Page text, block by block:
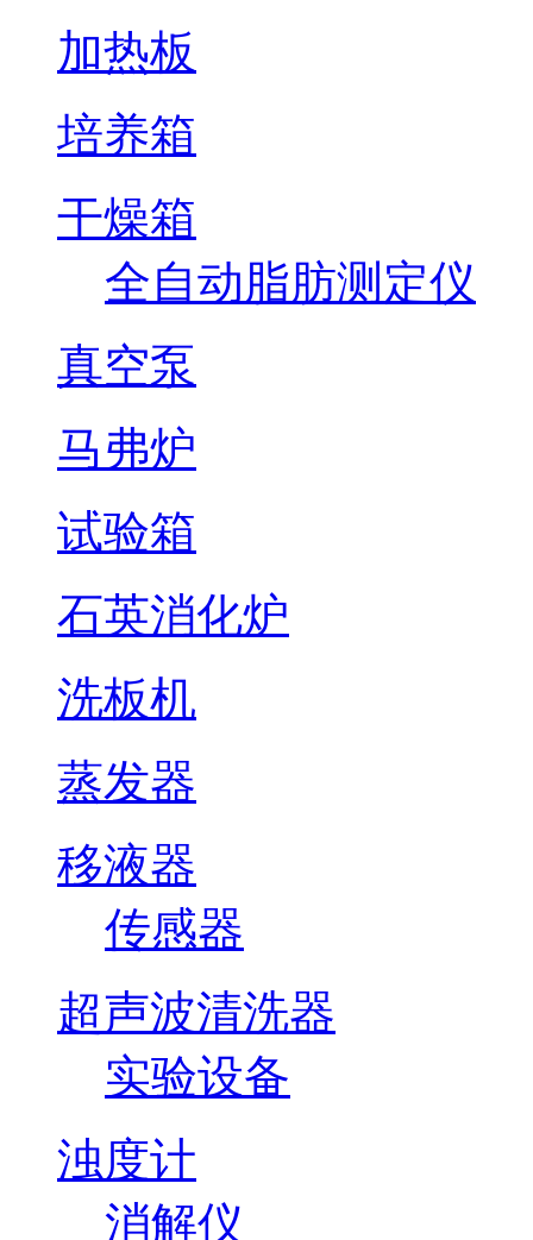
加热板
培养箱
干燥箱
全自动脂肪测定仪
真空泵
马弗炉
试验箱
石英消化炉
洗板机
蒸发器
移液器
传感器
超声波清洗器
实验设备
浊度计
消解仪